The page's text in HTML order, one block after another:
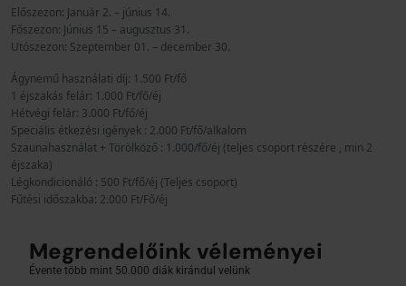
Előszezon: Január 2. – június 14.
Főszezon: Június 15 – augusztus 31.
Utószezon: Szeptember 01. – december 30.
Ágynemű használati díj: 1.500 Ft/fő
1 éjszakás felár: 1.000 Ft/fő/éj
Hétvégi felár: 3.000 Ft/fő/éj
Speciális étkezési igények : 2.000 Ft/fő/alkalom
Szaunahasználat + Törölköző : 1.000/fő/éj (teljes csoport részére , min 2
éjszaka)
Légkondicionáló : 500 Ft/fő/éj (Teljes csoport)
Fűtési időszakba: 2.000 Ft/Fő/éj
Megrendelőink véleményei
Évente több mint 50.000 diák kirándul velünk